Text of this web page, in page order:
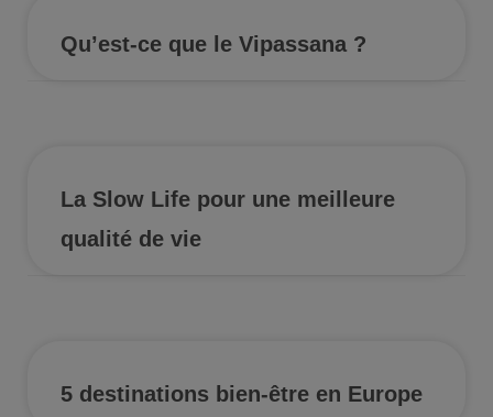
Qu’est-ce que le Vipassana ?
La Slow Life pour une meilleure
qualité de vie
5 destinations bien-être en Europe